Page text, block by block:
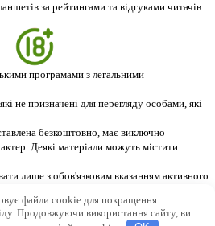
за рейтингами та відгуками читачів.
програмами з легальними
не призначені для перегляду особами, які
безкоштовно, має виключно
Деякі матеріали можуть містити
лише з обов'язковим вказанням активного
файли cookie для покращення
Продовжуючи використання сайту, ви